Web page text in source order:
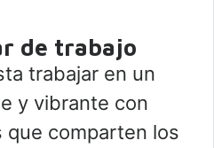
de trabajo
trabajar en un
y vibrante con
que comparten los